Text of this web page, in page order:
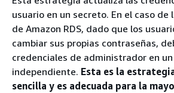
usuario en un secreto. En el caso de
de Amazon RDS, dado que los
cambiar sus propias contraseñas,
credenciales de administrador en
independiente. Esta es la
sencilla y es adecuada para la